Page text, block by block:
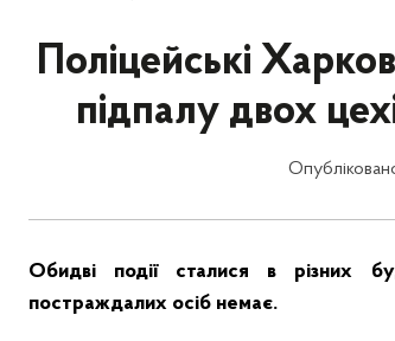
Поліцейські
підпалу двох
Обидві події сталися в різних
постраждалих осіб немає.